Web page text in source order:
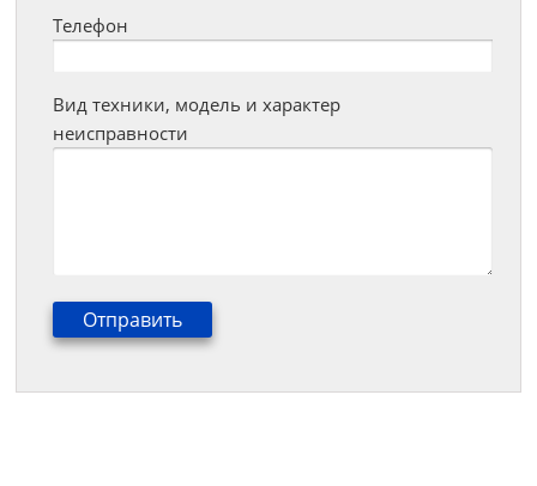
Телефон
Вид техники, модель и характер
неисправности